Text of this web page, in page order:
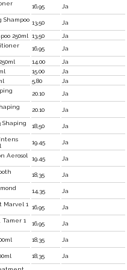
16,95
Ja
Shampoo 13,50
Ja
250ml 13,50
Ja
16,95
Ja
14.00
Ja
15.00
Ja
5,80
Ja
20.10
Ja
20.10
Ja
Shaping
18,50
Ja
19.45
Ja
Aerosol
19.45
Ja
18,35
Ja
14,35
Ja
Marvel 1 16,95
Ja
Tamer 1
16,95
Ja
18,35
Ja
18,35 Ja